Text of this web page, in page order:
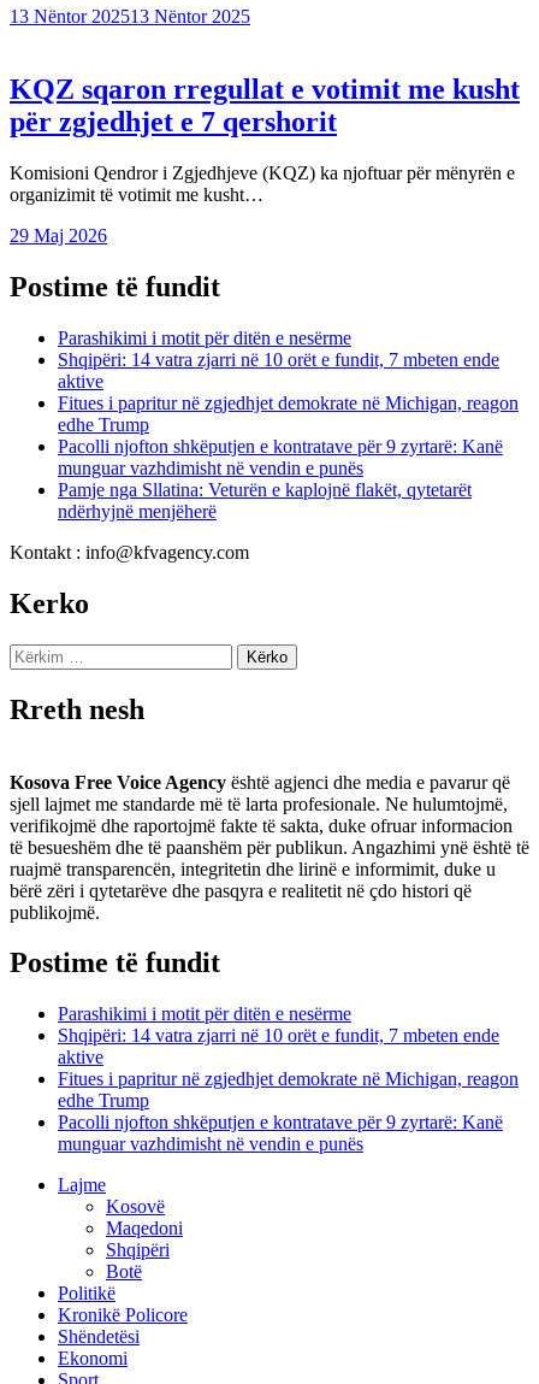
13 Nëntor 202513 Nëntor 2025
KQZ sqaron rregullat e votimit me kusht
për zgjedhjet e 7 qershorit
Komisioni Qendror i Zgjedhjeve (KQZ) ka njoftuar për mënyrën e
organizimit të votimit me kusht…
29 Maj 2026
Postime të fundit
Parashikimi i motit për ditën e nesërme
Shqipëri: 14 vatra zjarri në 10 orët e fundit, 7 mbeten ende
aktive
Fitues i papritur në zgjedhjet demokrate në Michigan, reagon
edhe Trump
Pacolli njofton shkëputjen e kontratave për 9 zyrtarë: Kanë
munguar vazhdimisht në vendin e punës
Pamje nga Sllatina: Veturën e kaplojnë flakët, qytetarët
ndërhyjnë menjëherë
Kontakt : info@kfvagency.com
Kerko
Kërko
për:
Rreth nesh
Kosova Free Voice Agency është agjenci dhe media e pavarur që
sjell lajmet me standarde më të larta profesionale. Ne hulumtojmë,
verifikojmë dhe raportojmë fakte të sakta, duke ofruar informacion
të besueshëm dhe të paanshëm për publikun. Angazhimi ynë është të
ruajmë transparencën, integritetin dhe lirinë e informimit, duke u
bërë zëri i qytetarëve dhe pasqyra e realitetit në çdo histori që
publikojmë.
Postime të fundit
Parashikimi i motit për ditën e nesërme
Shqipëri: 14 vatra zjarri në 10 orët e fundit, 7 mbeten ende
aktive
Fitues i papritur në zgjedhjet demokrate në Michigan, reagon
edhe Trump
Pacolli njofton shkëputjen e kontratave për 9 zyrtarë: Kanë
munguar vazhdimisht në vendin e punës
Lajme
Kosovë
Maqedoni
Shqipëri
Botë
Politikë
Kronikë Policore
Shëndetësi
Ekonomi